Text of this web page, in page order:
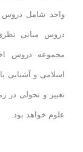
دروس مبانی
مجموعه دروس
تغییر و تحولی
علوم خواهد بود.